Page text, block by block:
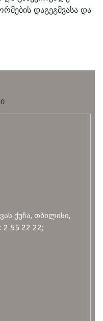
დაგეგმვასა და
ქუჩა, თბილისი,
55 22 22;